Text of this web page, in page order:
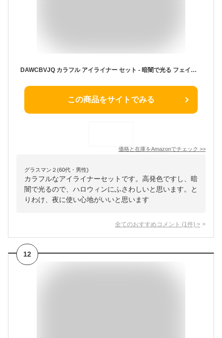
DAWCBVJQ カラフル アイライナー セット - 暗闇で光る フェイスペイント 子供用 - 長時間持続 高発色 輝き ジェルタイプ ライブ パーティー ダンス 夜間 メイクアップ
この商品をサイトでみる
価格と在庫をAmazonでチェック >>
グラスマン２(60代・男性)
カラフルなアイライナーセットです。高発色ですし、暗
闇で光るので、ハロウィンにふさわしいと思います。と
りわけ、夜に使い心地がいいと思います
全てのおすすめコメント (1 件) >
12